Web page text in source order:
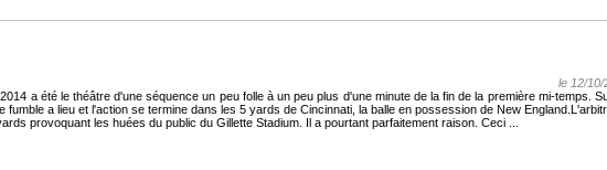
le 12/10/
a été le théâtre d'une séquence un peu folle à un peu plus d'une minute de la fin de la première mi-temps.
fumble a lieu et l'action se termine dans les 5 yards de Cincinnati, la balle en possession de New
provoquant les huées du public du Gillette Stadium. Il a pourtant parfaitement raison. Ceci ...